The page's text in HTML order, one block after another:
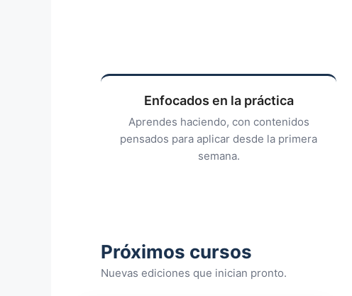
Enfocados en la práctica
Aprendes haciendo, con contenidos
pensados para aplicar desde la primera
semana.
Próximos cursos
Nuevas ediciones que inician pronto.